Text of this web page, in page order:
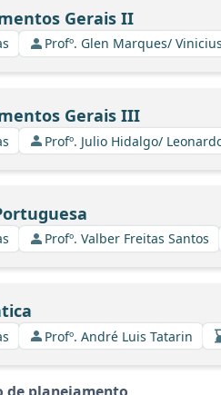
Gerais II
Profº. Glen Marques/
Gerais III
Profº. Julio Hidalgo/
Profº. Valber Freitas Santos
Profº. André Luis Tatarin